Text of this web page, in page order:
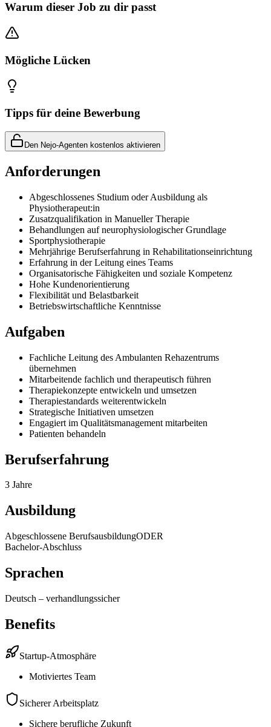
Warum dieser Job zu dir passt
Mögliche Lücken
Tipps für deine Bewerbung
Den Nejo-Agenten kostenlos aktivieren
Anforderungen
Abgeschlossenes Studium oder Ausbildung als
Physiotherapeut:in
Zusatzqualifikation in Manueller Therapie
Behandlungen auf neurophysiologischer Grundlage
Sportphysiotherapie
Mehrjährige Berufserfahrung in Rehabilitationseinrichtung
Erfahrung in der Leitung eines Teams
Organisatorische Fähigkeiten und soziale Kompetenz
Hohe Kundenorientierung
Flexibilität und Belastbarkeit
Betriebswirtschaftliche Kenntnisse
Aufgaben
Fachliche Leitung des Ambulanten Rehazentrums
übernehmen
Mitarbeitende fachlich und therapeutisch führen
Therapiekonzepte entwickeln und umsetzen
Therapiestandards weiterentwickeln
Strategische Initiativen umsetzen
Engagiert im Qualitätsmanagement mitarbeiten
Patienten behandeln
Berufserfahrung
3 Jahre
Ausbildung
Abgeschlossene BerufsausbildungODER
Bachelor-Abschluss
Sprachen
Deutsch – verhandlungssicher
Benefits
Startup-Atmosphäre
Motiviertes Team
Sicherer Arbeitsplatz
Sichere berufliche Zukunft